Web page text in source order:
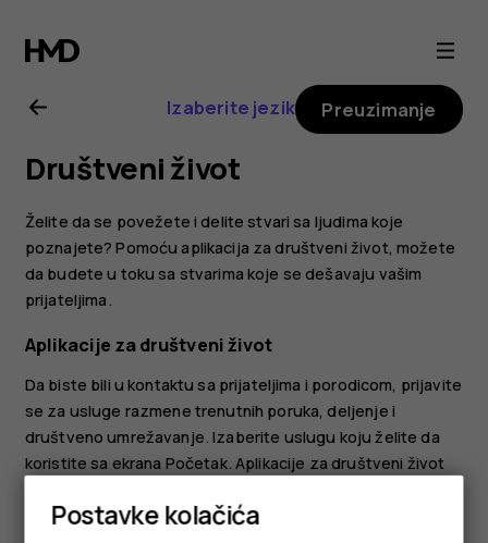
Nokia
2.1
uputstvo
za
korisnika
Izaberite jezik Preuzimanje
Društveni život
Želite da se povežete i delite stvari sa ljudima koje
poznajete? Pomoću aplikacija za društveni život, možete
da budete u toku sa stvarima koje se dešavaju vašim
prijateljima.
Aplikacije za društveni život
Da biste bili u kontaktu sa prijateljima i porodicom, prijavite
se za usluge razmene trenutnih poruka, deljenje i
društveno umrežavanje. Izaberite uslugu koju želite da
koristite sa ekrana Početak. Aplikacije za društveni život
aplikacije mogu da se razlikuju.
Postavke kolačića